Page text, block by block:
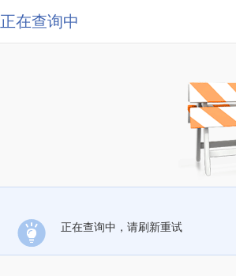
正在查询中
正在查询中，请刷新重试